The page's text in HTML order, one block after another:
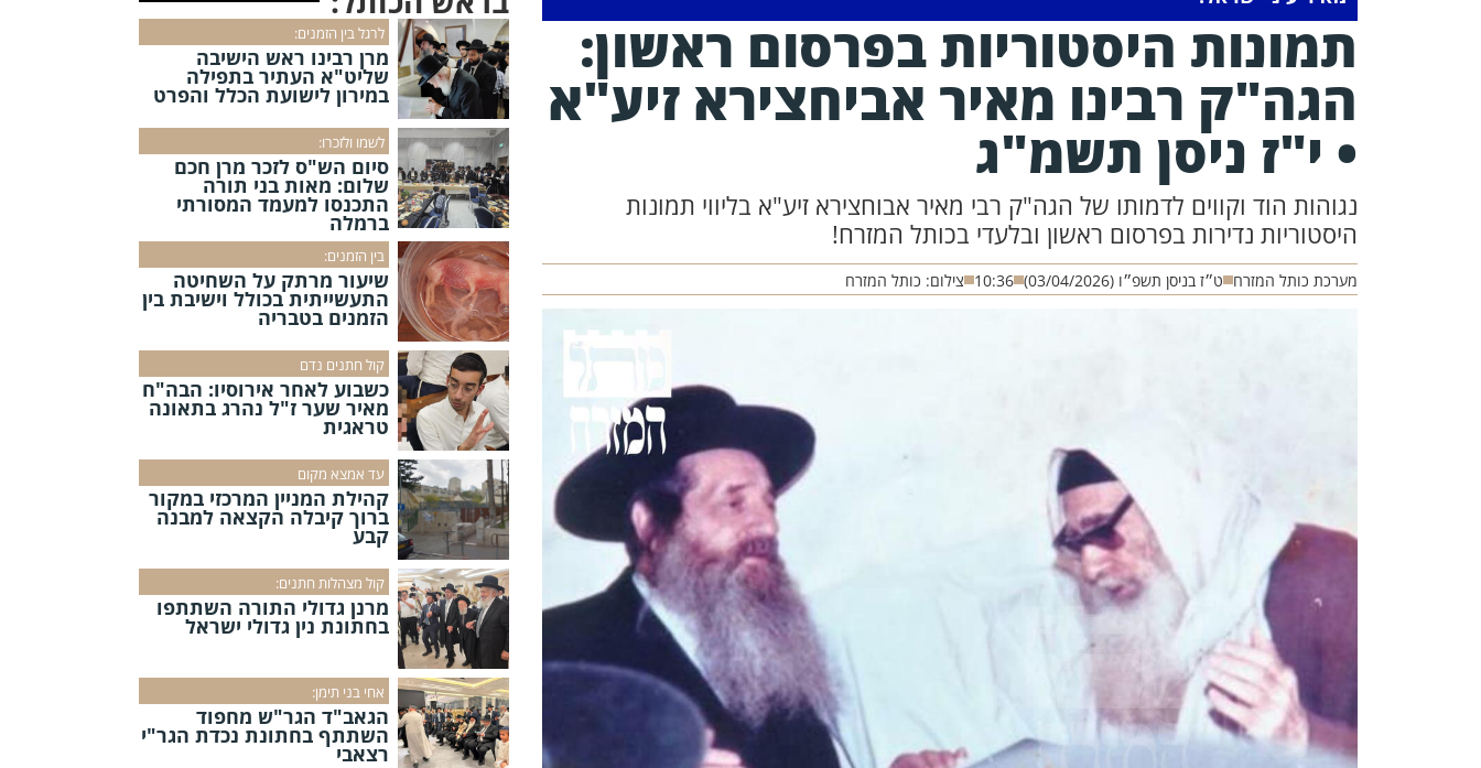
תמונות היסטוריות בפרסום ראשון:
הגה"ק רבינו מאיר אביחצירא זיע"א
• י"ז ניסן תשמ"ג
נגוהות הוד וקווים לדמותו של הגה"ק רבי מאיר אבוחצירא זיע"א בליווי תמונות
היסטוריות נדירות בפרסום ראשון ובלעדי בכותל המזרח!
מערכת כותל המזרח ט״ז בניסן תשפ״ו (03/04/2026) 10:36 צילום: כותל המזרח
לרגל בין הזמנים:
מרן רבינו ראש הישיבה
שליט"א העתיר בתפילה
במירון לישועת הכלל והפרט
לשמו ולזכרו:
סיום הש"ס לזכר מרן חכם
שלום: מאות בני תורה
התכנסו למעמד המסורתי
ברמלה
בין הזמנים:
שיעור מרתק על השחיטה
התעשייתית בכולל וישיבת בין
הזמנים בטבריה
קול חתנים נדם
כשבוע לאחר אירוסיו: הבה"ח
מאיר שער ז"ל נהרג בתאונה
טראגית
עד אמצא מקום
קהילת המניין המרכזי במקור
ברוך קיבלה הקצאה למבנה
קבע
קול מצהלות חתנים:
מרנן גדולי התורה השתתפו
בחתונת נין גדולי ישראל
אחי בני תימן:
הגאב"ד הגר"ש מחפוד
השתתף בחתונת נכדת הגר"י
רצאבי